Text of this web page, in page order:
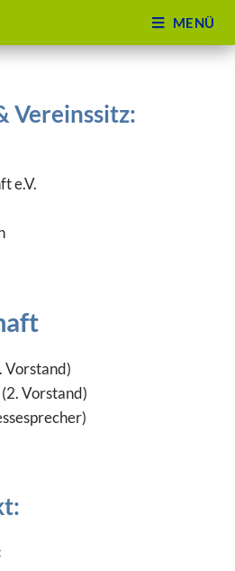
MENÜ
Vereinssitz:
e.V.
Vorstand)
Vorstand)